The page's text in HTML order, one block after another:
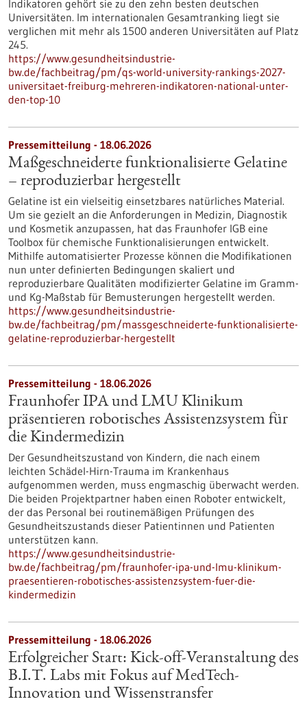
Indikatoren gehört sie zu den zehn besten deutschen
Universitäten. Im internationalen Gesamtranking liegt sie
verglichen mit mehr als 1500 anderen Universitäten auf Platz
245.
https://www.gesundheitsindustrie-
bw.de/fachbeitrag/pm/qs-world-university-rankings-2027-
universitaet-freiburg-mehreren-indikatoren-national-unter-
den-top-10
Pressemitteilung - 18.06.2026
Maßgeschneiderte funktionalisierte Gelatine
– reproduzierbar hergestellt
Gelatine ist ein vielseitig einsetzbares natürliches Material.
Um sie gezielt an die Anforderungen in Medizin, Diagnostik
und Kosmetik anzupassen, hat das Fraunhofer IGB eine
Toolbox für chemische Funktionalisierungen entwickelt.
Mithilfe automatisierter Prozesse können die Modifikationen
nun unter definierten Bedingungen skaliert und
reproduzierbare Qualitäten modifizierter Gelatine im Gramm-
und Kg-Maßstab für Bemusterungen hergestellt werden.
https://www.gesundheitsindustrie-
bw.de/fachbeitrag/pm/massgeschneiderte-funktionalisierte-
gelatine-reproduzierbar-hergestellt
Pressemitteilung - 18.06.2026
Fraunhofer IPA und LMU Klinikum
präsentieren robotisches Assistenzsystem für
die Kindermedizin
Der Gesundheitszustand von Kindern, die nach einem
leichten Schädel-Hirn-Trauma im Krankenhaus
aufgenommen werden, muss engmaschig überwacht werden.
Die beiden Projektpartner haben einen Roboter entwickelt,
der das Personal bei routinemäßigen Prüfungen des
Gesundheitszustands dieser Patientinnen und Patienten
unterstützen kann.
https://www.gesundheitsindustrie-
bw.de/fachbeitrag/pm/fraunhofer-ipa-und-lmu-klinikum-
praesentieren-robotisches-assistenzsystem-fuer-die-
kindermedizin
Pressemitteilung - 18.06.2026
Erfolgreicher Start: Kick-off-Veranstaltung des
B.I.T. Labs mit Fokus auf MedTech-
Innovation und Wissenstransfer